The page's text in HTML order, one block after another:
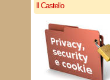
Il Castello